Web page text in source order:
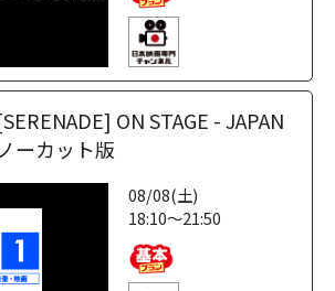
ON STAGE - JAPAN
ーカット版
08/08(土)
18:10～21:50